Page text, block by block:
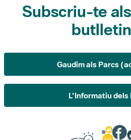
Subscriu-te
Gaudim als Parcs
L'Informatiu dels